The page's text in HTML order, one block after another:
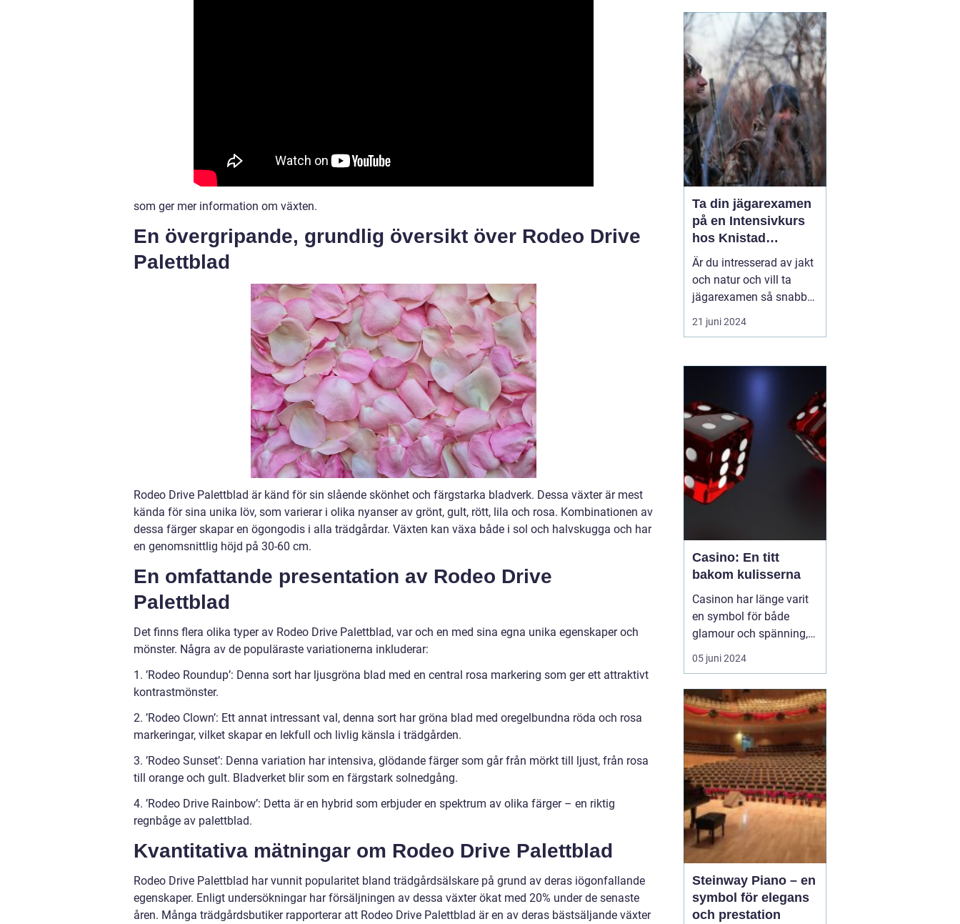
som ger mer information om växten.
En övergripande, grundlig översikt över Rodeo Drive
Palettblad
Rodeo Drive Palettblad är känd för sin slående skönhet och färgstarka bladverk. Dessa växter är mest
kända för sina unika löv, som varierar i olika nyanser av grönt, gult, rött, lila och rosa. Kombinationen av
dessa färger skapar en ögongodis i alla trädgårdar. Växten kan växa både i sol och halvskugga och har
en genomsnittlig höjd på 30-60 cm.
En omfattande presentation av Rodeo Drive
Palettblad
Det finns flera olika typer av Rodeo Drive Palettblad, var och en med sina egna unika egenskaper och
mönster. Några av de populäraste variationerna inkluderar:
1. ’Rodeo Roundup’: Denna sort har ljusgröna blad med en central rosa markering som ger ett attraktivt
kontrastmönster.
2. ’Rodeo Clown’: Ett annat intressant val, denna sort har gröna blad med oregelbundna röda och rosa
markeringar, vilket skapar en lekfull och livlig känsla i trädgården.
3. ’Rodeo Sunset’: Denna variation har intensiva, glödande färger som går från mörkt till ljust, från rosa
till orange och gult. Bladverket blir som en färgstark solnedgång.
4. ’Rodeo Drive Rainbow’: Detta är en hybrid som erbjuder en spektrum av olika färger – en riktig
regnbåge av palettblad.
Kvantitativa mätningar om Rodeo Drive Palettblad
Rodeo Drive Palettblad har vunnit popularitet bland trädgårdsälskare på grund av deras iögonfallande
egenskaper. Enligt undersökningar har försäljningen av dessa växter ökat med 20% under de senaste
åren. Många trädgårdsbutiker rapporterar att Rodeo Drive Palettblad är en av deras bästsäljande växter
aktivitet med mentalt
välbefinnande, och
hjälper deltagarna att
återknyta bandet med ...
Ta din jägarexamen
på en Intensivkurs
hos Knistad
Herrgård
Är du intresserad av jakt
och natur och vill ta
jägarexamen så snabbt
och kvalitativt som
möjligt? Årligen väljer
att delta i Knistad
Herrgårds erkänt
professionella
intensivkurs för
jägarexamen. Kursen,
som ofta går under na...
21 juni 2024
Casino: En titt
bakom kulisserna
Casinon har länge varit
en symbol för både
glamour och spänning,
en plats där tur och
strategi går hand i hand,
en chans att förvandla
en slumpmässig
satsning till en enorm
vinst. ...
05 juni 2024
Steinway Piano – en
symbol för elegans
och prestation